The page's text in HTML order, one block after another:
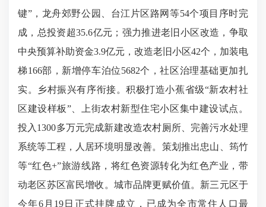
键”，龙舟郊野公园、台江片区路网等54个项目序时完
成，总投资超35.6亿元；强力推进老旧小区改造，争取
中央预算补助资金3.9亿元，改造老旧小区42个，加装电
梯166部，新增停车泊位5682个，社区治理基础更加扎
实。乡村振兴有序衔接。积极打造小蕉省级“新农村社
区建设样板”、上街农村新型住宅小区集中建设试点。
投入1300多万元完成新建改造农村厕所、完善污水处理
系统等工程，人居环境明显改善。策划推出忠山、筠竹
等“红色+”旅游线路，将红色资源转化为红色产业，带
动老区苏区富民增收。城市品牌更赋价值。新三元区于
今年6月19日正式挂牌成立，已成为全市常住人口最